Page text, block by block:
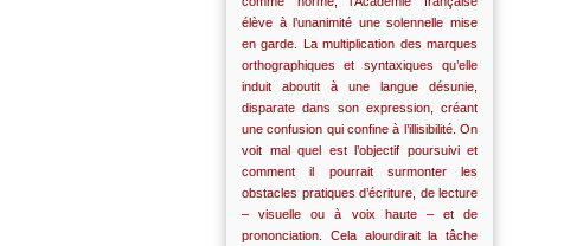
élève à l’unanimité une solennelle mise
en garde. La multiplication des marques
orthographiques et syntaxiques qu’elle
induit aboutit à une langue désunie,
disparate dans son expression, créant
une confusion qui confine à l’illisibilité. On
voit mal quel est l’objectif poursuivi et
comment il pourrait surmonter les
obstacles pratiques d’écriture, de lecture
– visuelle ou à voix haute – et de
prononciation. Cela alourdirait la tâche